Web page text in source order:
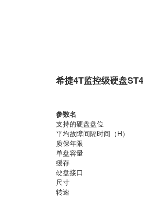
希捷4T监控级硬盘
参数名
支持的硬盘盘位
平均故障间隔时间（H）
质保年限
单盘容量
缓存
硬盘接口
尺寸
转速